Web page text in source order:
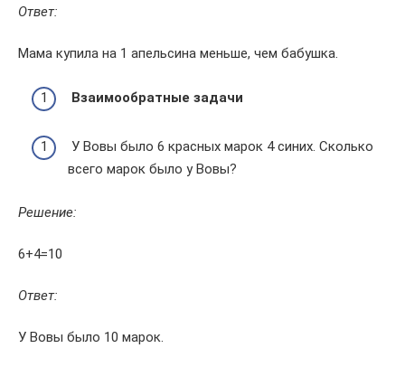
Ответ:
Мама купила на 1 апельсина меньше, чем бабушка.
Взаимообратные задачи
У Вовы было 6 красных марок 4 синих. Сколько
всего марок было у Вовы?
Решение:
6+4=10
Ответ:
У Вовы было 10 марок.